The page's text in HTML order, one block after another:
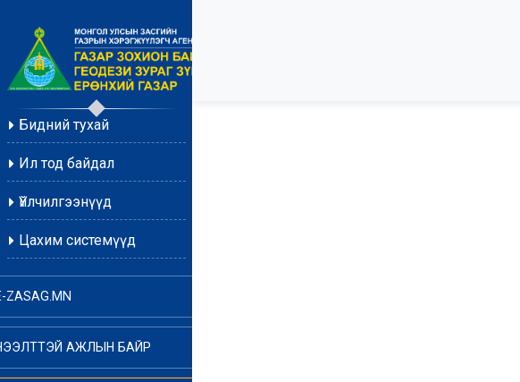
Бидний тухай
Ил тод байдал
Үйлчилгээнүүд
Цахим системүүд
ZASAG.MN
АЖЛЫН БАЙР